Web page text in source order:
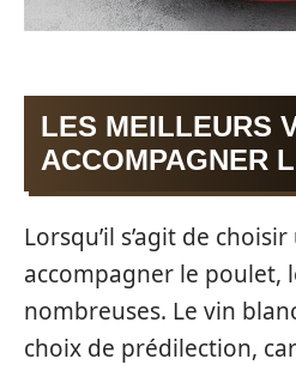
LES MEILLEURS
ACCOMPAGNER
Lorsqu’il s’agit de
accompagner le poulet,
nombreuses. Le vin
choix de prédilection,